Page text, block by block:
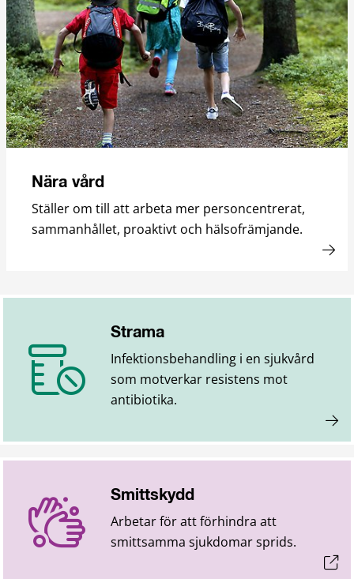
Nära vård
Ställer om till att arbeta mer personcentrerat,
sammanhållet, proaktivt och hälsofrämjande.
Strama
Infektionsbehandling i en sjukvård
som motverkar resistens mot
antibiotika.
Smittskydd
Arbetar för att förhindra att
smittsamma sjukdomar sprids.